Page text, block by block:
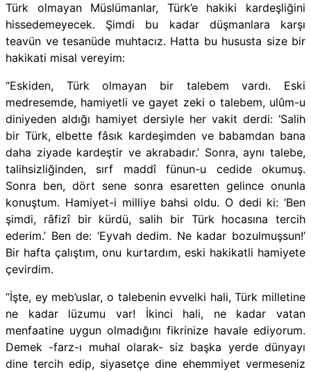
Türk olmayan Müslümanlar, Türk’e hakiki kardeşliğini
hissedemeyecek. Şimdi bu kadar düşmanlara karşı
teavün ve tesanüde muhtacız. Hatta bu hususta size bir
hakikati misal vereyim:
“Eskiden, Türk olmayan bir talebem vardı. Eski
medresemde, hamiyetli ve gayet zeki o talebem, ulûm-u
diniyeden aldığı hamiyet dersiyle her vakit derdi: ‘Salih
bir Türk, elbette fâsık kardeşimden ve babamdan bana
daha ziyade kardeştir ve akrabadır.’ Sonra, aynı talebe,
talihsizliğinden, sırf maddî fünun-u cedide okumuş.
Sonra ben, dört sene sonra esaretten gelince onunla
konuştum. Hamiyet-i milliye bahsi oldu. O dedi ki: ‘Ben
şimdi, râfizî bir kürdü, salih bir Türk hocasına tercih
ederim.’ Ben de: ‘Eyvah dedim. Ne kadar bozulmuşsun!’
Bir hafta çalıştım, onu kurtardım, eski hakikatli hamiyete
çevirdim.
“İşte, ey meb’uslar, o talebenin evvelki hali, Türk milletine
ne kadar lüzumu var! İkinci hali, ne kadar vatan
menfaatine uygun olmadığını fikrinize havale ediyorum.
Demek -farz-ı muhal olarak- siz başka yerde dünyayı
dine tercih edip, siyasetçe dine ehemmiyet vermeseniz